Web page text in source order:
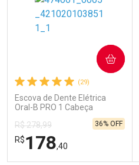
(29)
Escova de Dente Elétrica
Oral-B PRO 1 Cabeça
Redonda Recarregável 1
Unidade
R$ 278,99
R$178,40
36% OFF
COMPRAR